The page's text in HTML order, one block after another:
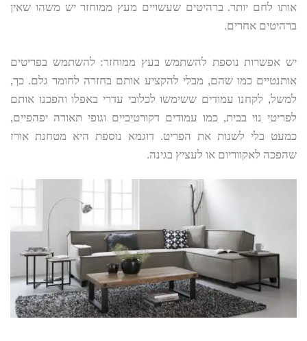
אותו לחם יותר. ברהיטים שעשויים מעץ ממוחזר יש משהו שאין
ברהיטים אחרים.
יש אפשרות נוספת להשתמש בעץ ממוחזר: להשתמש בפריטים
אותנטיים כמו שהם, מבלי להקציע אותם בחזרה לחומר גלם. כך,
למשל, לקחנו עמודים ששימשו לכלובי עדרי באפלו והפכנו אותם
לפריטי נוי בבית, כמו עמודים דקורטיביים וגופי תאורה יפהפיים,
כמעט בלי לשנות את הפריט. דוגמא נוספת היא מטחנת אורז
שהפכה לאקווריום או לעציץ בגינה.